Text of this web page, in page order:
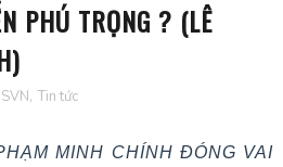
PHÚ TRỌNG ? (LÊ
, Tin tức
MINH CHÍNH ĐÓNG VAI